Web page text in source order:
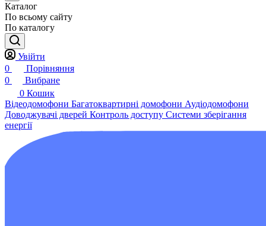
Каталог
По всьому сайту
По каталогу
Увійти
0
Порівняння
0
Вибране
0 Кошик
Відеодомофони Багатоквартирні домофони Аудіодомофони
Доводжувачі дверей Контроль доступу Системи зберігання
енергії